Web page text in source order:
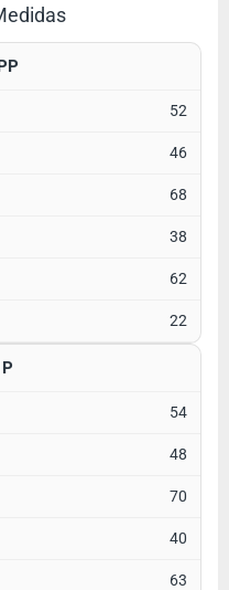
52
46
68
38
62
22
54
48
70
40
63